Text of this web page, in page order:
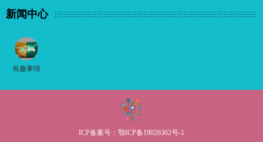
新闻中心
有趣事情
ICP备案号： 鄂ICP备19026362号-1